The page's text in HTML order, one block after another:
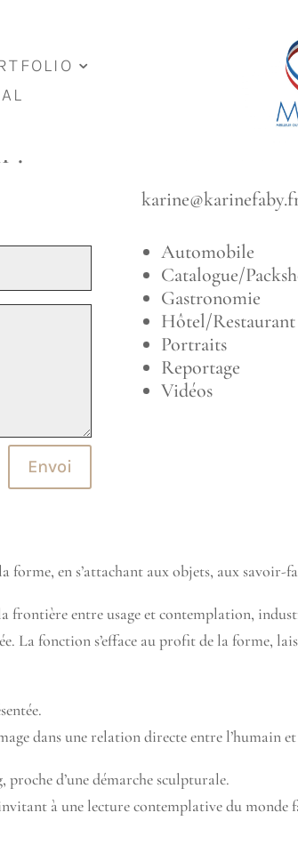
faire et des métiers –
lumière au service du
?
Envoi
Automobile
Catalogue/
Gastronomie
Hôtel/Restaurant
Portraits
Reportage
Vidéos
en s’attachant aux objets, aux savoir-
frontière entre usage et contemplation,
La fonction s’efface au profit de la forme,
dans une relation directe entre l’humain
d’une démarche sculpturale.
invitant à une lecture contemplative du